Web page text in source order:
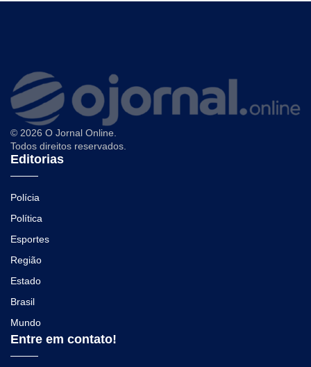
© 2026 O Jornal Online.
Todos direitos reservados.
Editorias
Polícia
Política
Esportes
Região
Estado
Brasil
Mundo
Entre em contato!